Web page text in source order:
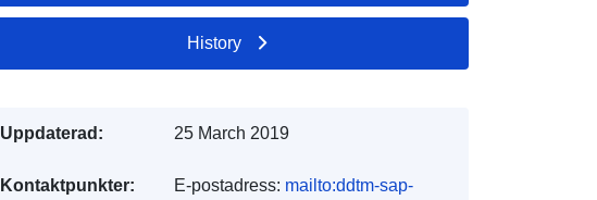
History
Uppdaterad: 25 March 2019
Kontaktpunkter: E-postadress: mailto:ddtm-sap-